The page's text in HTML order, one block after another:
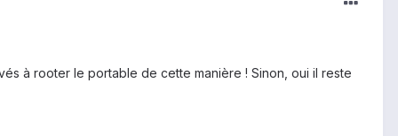
à rooter le portable de cette manière ! Sinon, oui il reste